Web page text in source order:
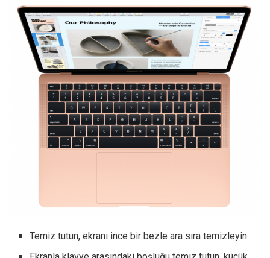
Temiz tutun, ekranı ince bir bezle ara sıra temizleyin.